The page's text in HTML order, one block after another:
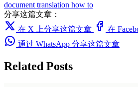
document translation how to
分享这篇文章：
在 X 上分享这篇文章
在
通过 WhatsApp 分享这篇文章
Related Posts